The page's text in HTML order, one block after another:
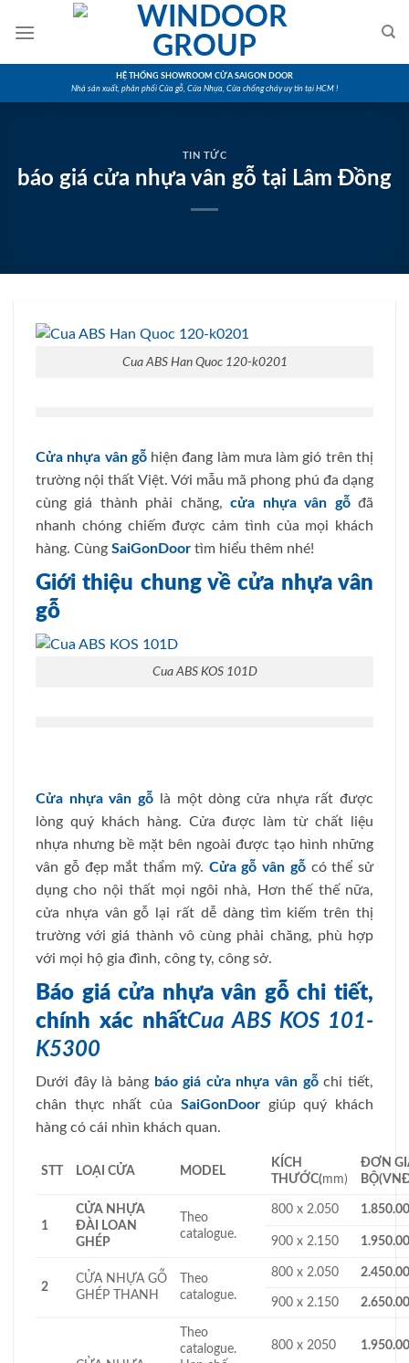
HỆ THỐNG SHOWROOM CỬA SAIGON DOOR
Nhà sản xuất, phân phối Cửa gỗ, Cửa Nhựa, Cửa chống cháy uy tín tại HCM !
TIN TỨC
báo giá cửa nhựa vân gỗ tại Lâm Đồng
Cua ABS Han Quoc 120-k0201
Cửa nhựa vân gỗhiện đang làm mưa làm gió trên thị
trường nội thất Việt. Với mẫu mã phong phú đa dạng
cùng giá thành phải chăng,cửa nhựa vân gỗđã
nhanh chóng chiếm được cảm tình của mọi khách
hàng. Cùng SaiGonDoor tìm hiểu thêm nhé!
Giới thiệu chung về cửa nhựa vân
gỗ
Cua ABS KOS 101D
Cửa nhựa vân gỗ là một dòng cửa nhựa rất được
lòng quý khách hàng. Cửa được làm từ chất liệu
nhựa nhưng bề mặt bên ngoài được tạo hình những
vân gỗ đẹp mắt thẩm mỹ. Cửa gỗ vân gỗ có thể sử
dụng cho nội thất mọi ngôi nhà, Hơn thế thế nữa,
cửa nhựa vân gỗ lại rất dễ dàng tìm kiếm trên thị
trường với giá thành vô cùng phải chăng, phù hợp
với mọi hộ gia đình, công ty, công sở.
Báo giá cửa nhựa vân gỗ chi tiết,
chính xác nhấtCua ABS KOS 101-
K5300
Dưới đây là bảngbáo giá cửa nhựa vân gỗchi tiết,
chân thực nhất của SaiGonDoorgiúp quý khách
hàng có cái nhìn khách quan.
STT LOẠI CỬA MODEL
KÍCH
THƯỚC(mm)
ĐƠN
BỘ
1
CỬA NHỰA
ĐÀI LOAN
GHÉP
Theo
catalogue.
800 x 2.050
900 x 2.150
2
CỬA NHỰA GỖ
GHÉP THANH
Theo
catalogue.
800 x 2.050
900 x 2.150
Theo
catalogue.
800 x 2050